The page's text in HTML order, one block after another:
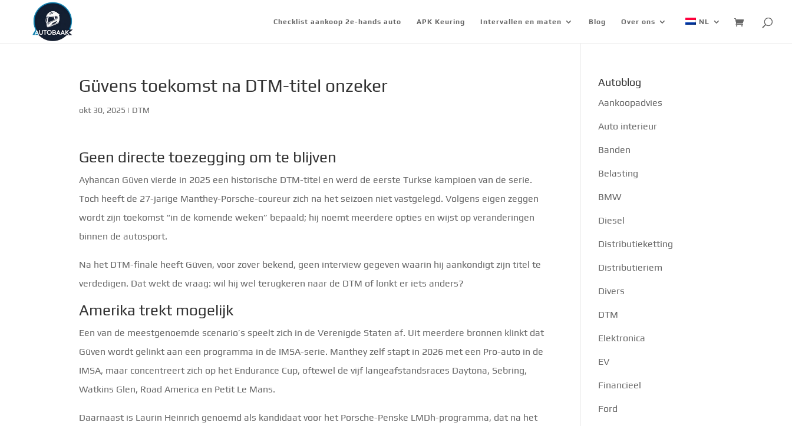
Checklist aankoop 2e-hands auto APK Keuring Intervallen en maten Blog Over ons NL
Güvens toekomst na DTM-titel onzeker
okt 30, 2025 | DTM
Geen directe toezegging om te blijven
Ayhancan Güven vierde in 2025 een historische DTM-titel en werd de eerste Turkse kampioen van de serie.
Toch heeft de 27-jarige Manthey-Porsche-coureur zich na het seizoen niet vastgelegd. Volgens eigen zeggen
wordt zijn toekomst “in de komende weken” bepaald; hij noemt meerdere opties en wijst op veranderingen
binnen de autosport.
Na het DTM-finale heeft Güven, voor zover bekend, geen interview gegeven waarin hij aankondigt zijn titel te
verdedigen. Dat wekt de vraag: wil hij wel terugkeren naar de DTM of lonkt er iets anders?
Amerika trekt mogelijk
Een van de meestgenoemde scenario’s speelt zich in de Verenigde Staten af. Uit meerdere bronnen klinkt dat
Güven wordt gelinkt aan een programma in de IMSA-serie. Manthey zelf stapt in 2026 met een Pro-auto in de
IMSA, maar concentreert zich op het Endurance Cup, oftewel de vijf langeafstandsraces Daytona, Sebring,
Watkins Glen, Road America en Petit Le Mans.
Daarnaast is Laurin Heinrich genoemd als kandidaat voor het Porsche-Penske LMDh-programma, dat na het
Autoblog
Aankoopadvies
Auto interieur
Banden
Belasting
BMW
Diesel
Distributieketting
Distributieriem
Divers
DTM
Elektronica
EV
Financieel
Ford